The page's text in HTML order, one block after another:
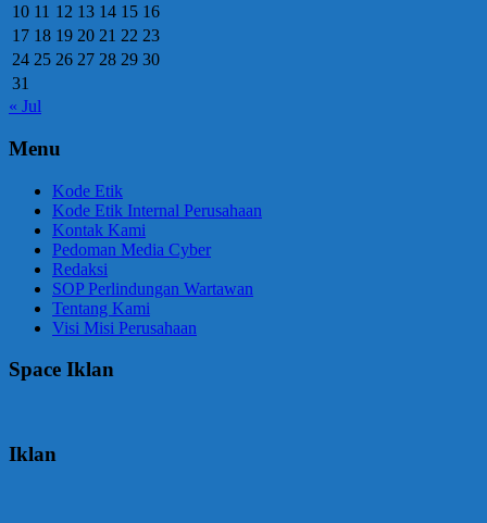
10 11 12 13 14 15 16
17 18 19 20 21 22 23
24 25 26 27 28 29 30
31
« Jul
Menu
Kode Etik
Kode Etik Internal Perusahaan
Kontak Kami
Pedoman Media Cyber
Redaksi
SOP Perlindungan Wartawan
Tentang Kami
Visi Misi Perusahaan
Space Iklan
Iklan